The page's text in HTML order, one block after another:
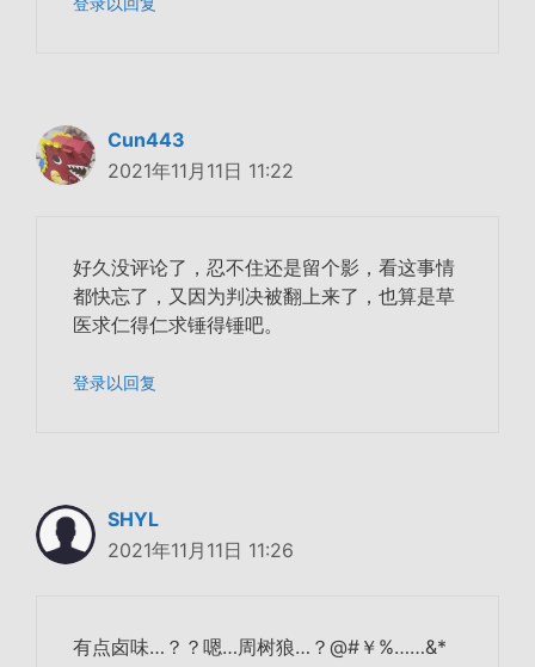
Cun443
2021年11月11日 11:22
好久没评论了，忍不住还是留个影，看这事情
都快忘了，又因为判决被翻上来了，也算是草
医求仁得仁求锤得锤吧。
登录以回复
SHYL
2021年11月11日 11:26
有点卤味…？？嗯…周树狼…？@#￥%……&*